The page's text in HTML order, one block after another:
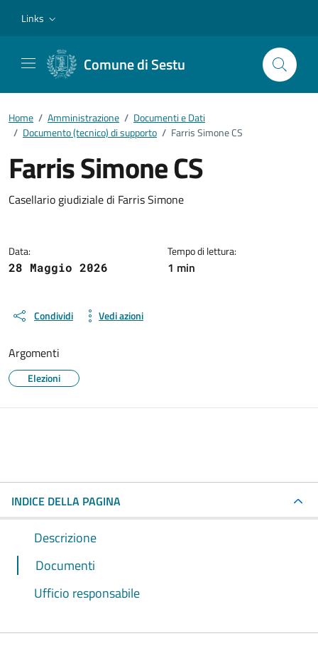
Links
Comune di Sestu
Home / Amministrazione / Documenti e Dati
/ Documento (tecnico) di supporto / Farris Simone CS
Farris Simone CS
Dettagli del documento
Casellario giudiziale di Farris Simone
Data:
28 Maggio 2026
Tempo di lettura:
1 min
Condividi Vedi azioni
Argomenti
Elezioni
INDICE DELLA PAGINA
Descrizione
Documenti
Ufficio responsabile